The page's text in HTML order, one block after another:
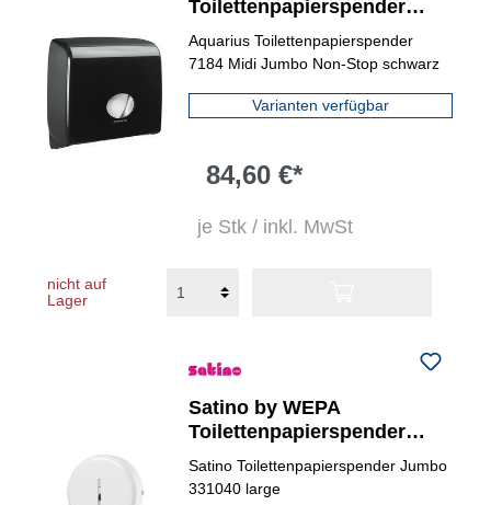
Toilettenpapierspender
Jumbo
Aquarius Toilettenpapierspender
7184 Midi Jumbo Non-Stop schwarz
Varianten verfügbar
84,60 €*
je Stk / inkl. MwSt
nicht auf
Lager
Satino by WEPA
Toilettenpapierspender
large
Satino Toilettenpapierspender Jumbo
331040 large